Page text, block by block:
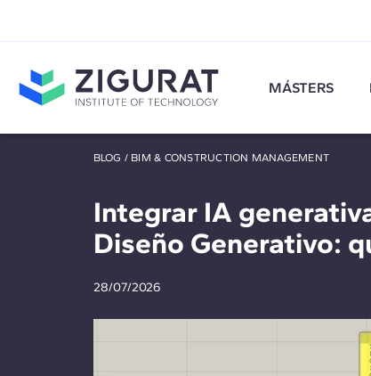
MÁSTERS
BLOG / BIM & CONSTRUCTION MANAGEMENT
Integrar IA
Diseño Generativo:
28/07/2026